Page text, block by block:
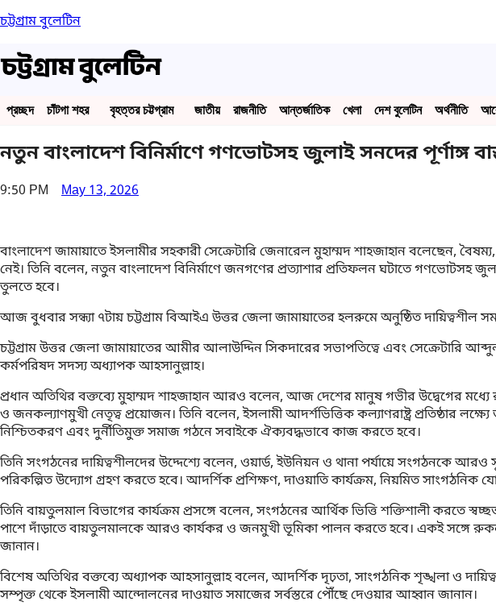
চট্টগ্রাম বুলেটিন
প্রচ্ছদ চাঁটগা শহর বৃহত্তর চট্টগ্রাম জাতীয় রাজনীতি আন্তর্জাতিক খেলা দেশ বুলেটিন অর্থনীতি
নতুন বাংলাদেশ বিনির্মাণে গণভোটসহ জুলাই সনদের পূর্ণাঙ্গ
9:50 PM May 13, 2026
বাংলাদেশ জামায়াতে ইসলামীর সহকারী সেক্রেটারি জেনারেল মুহাম্মদ শাহজাহান বলেছেন,
নেই। তিনি বলেন, নতুন বাংলাদেশ বিনির্মাণে জনগণের প্রত্যাশার প্রতিফলন ঘটাতে গণভোটসহ
তুলতে হবে।
আজ বুধবার সন্ধ্যা ৭টায় চট্টগ্রাম বিআইএ উত্তর জেলা জামায়াতের হলরুমে অনুষ্ঠিত দায়িত্বশীল
চট্টগ্রাম উত্তর জেলা জামায়াতের আমীর আলাউদ্দিন সিকদারের সভাপতিত্বে এবং সেক্রেটারি
কর্মপরিষদ সদস্য অধ্যাপক আহসানুল্লাহ।
প্রধান অতিথির বক্তব্যে মুহাম্মদ শাহজাহান আরও বলেন, আজ দেশের মানুষ গভীর উদ্বেগের
ও জনকল্যাণমুখী নেতৃত্ব প্রয়োজন। তিনি বলেন, ইসলামী আদর্শভিত্তিক কল্যাণরাষ্ট্র প্রতিষ্ঠার
নিশ্চিতকরণ এবং দুর্নীতিমুক্ত সমাজ গঠনে সবাইকে ঐক্যবদ্ধভাবে কাজ করতে হবে।
তিনি সংগঠনের দায়িত্বশীলদের উদ্দেশ্যে বলেন, ওয়ার্ড, ইউনিয়ন ও থানা পর্যায়ে সংগঠনকে
পরিকল্পিত উদ্যোগ গ্রহণ করতে হবে। আদর্শিক প্রশিক্ষণ, দাওয়াতি কার্যক্রম, নিয়মিত সাংগঠনিক
তিনি বায়তুলমাল বিভাগের কার্যক্রম প্রসঙ্গে বলেন, সংগঠনের আর্থিক ভিত্তি শক্তিশালী করতে
পাশে দাঁড়াতে বায়তুলমালকে আরও কার্যকর ও জনমুখী ভূমিকা পালন করতে হবে। একই সঙ্গে
জানান।
বিশেষ অতিথির বক্তব্যে অধ্যাপক আহসানুল্লাহ বলেন, আদর্শিক দৃঢ়তা, সাংগঠনিক শৃঙ্খলা ও
সম্পৃক্ত থেকে ইসলামী আন্দোলনের দাওয়াত সমাজের সর্বস্তরে পৌঁছে দেওয়ার আহ্বান জানান।